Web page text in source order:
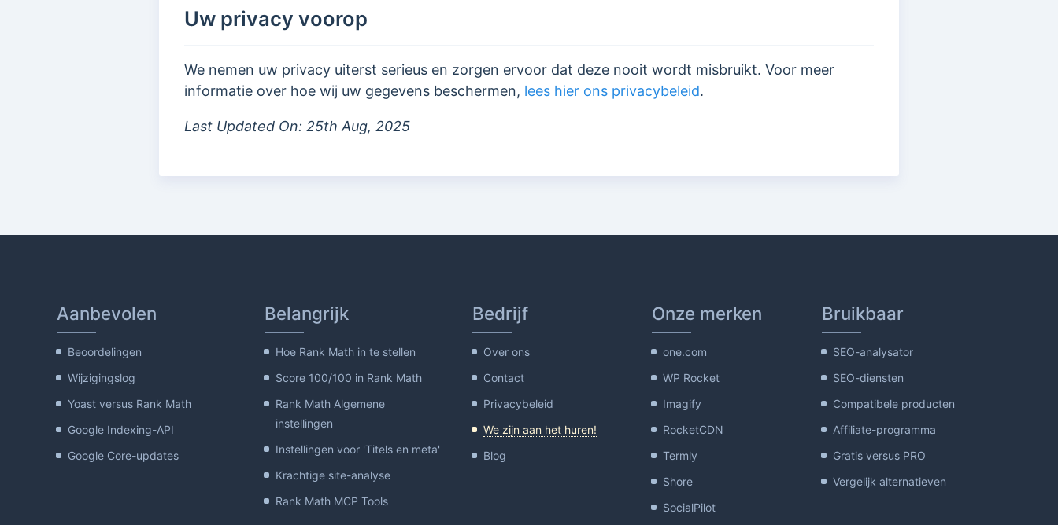
Uw privacy voorop
We nemen uw privacy uiterst serieus en zorgen ervoor dat deze nooit wordt misbruikt. Voor meer
informatie over hoe wij uw gegevens beschermen, lees hier ons privacybeleid.
Last Updated On: 25th Aug, 2025
Aanbevolen
Beoordelingen
Wijzigingslog
Yoast versus Rank Math
Google Indexing-API
Google Core-updates
Belangrijk
Hoe Rank Math in te stellen
Score 100/100 in Rank Math
Rank Math Algemene
instellingen
Instellingen voor 'Titels en meta'
Krachtige site-analyse
Rank Math MCP Tools
Bedrijf
Over ons
Contact
Privacybeleid
We zijn aan het huren!
Blog
Onze merken
one.com
WP Rocket
Imagify
RocketCDN
Termly
Shore
SocialPilot
Bruikbaar
SEO-analysator
SEO-diensten
Compatibele producten
Affiliate-programma
Gratis versus PRO
Vergelijk alternatieven